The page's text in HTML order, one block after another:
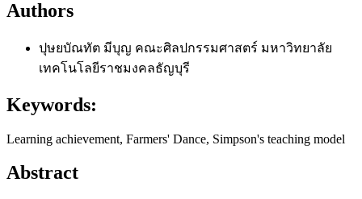
Authors
ปุษยบัณทัต มีบุญ คณะศิลปกรรมศาสตร์ มหาวิทยาลัย
เทคโนโลยีราชมงคลธัญบุรี
Keywords:
Learning achievement, Farmers' Dance, Simpson's teaching model
Abstract